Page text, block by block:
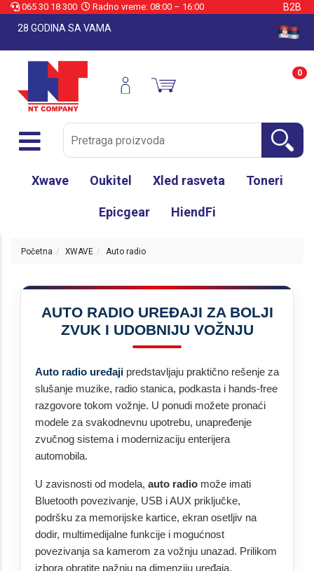
065 30 18 300 Radno vreme: 08:00 – 16:00
B2B
28 GODINA SA VAMA
Xwave Oukitel Xled rasveta Toneri
Epicgear HiendFi
0
Početna XWAVE Auto radio
AUTO RADIO UREĐAJI ZA BOLJI
ZVUK I UDOBNIJU VOŽNJU
Auto radio uređaji predstavljaju praktično rešenje za
slušanje muzike, radio stanica, podkasta i hands-free
razgovore tokom vožnje. U ponudi možete pronaći
modele za svakodnevnu upotrebu, unapređenje
zvučnog sistema i modernizaciju enterijera
automobila.
U zavisnosti od modela, auto radio može imati
Bluetooth povezivanje, USB i AUX priključke,
podršku za memorijske kartice, ekran osetljiv na
dodir, multimedijalne funkcije i mogućnost
povezivanja sa kamerom za vožnju unazad. Prilikom
izbora obratite pažnju na dimenziju uređaja,